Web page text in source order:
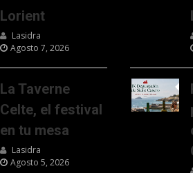
Lorient
Lasidra
Agosto 7, 2026
La Taverne
Celte, el festival
en tu mesa
Lasidra
Agosto 5, 2026